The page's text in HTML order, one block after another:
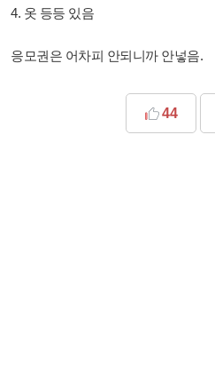
4. 옷 등등 있음
응모권은 어차피 안되니까 안넣음.
44